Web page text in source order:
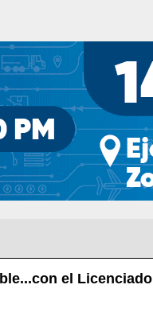
el Licenciado